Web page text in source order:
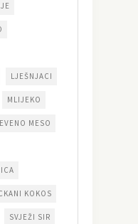
LJEŠNJACI
MLIJEKO
MESO
KOKOS
SVJEŽI SIR